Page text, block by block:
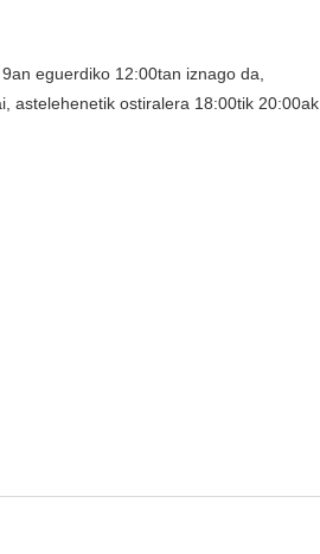
eguerdiko 12:00tan iznago da,
astelehenetik ostiralera 18:00tik 20:00ak